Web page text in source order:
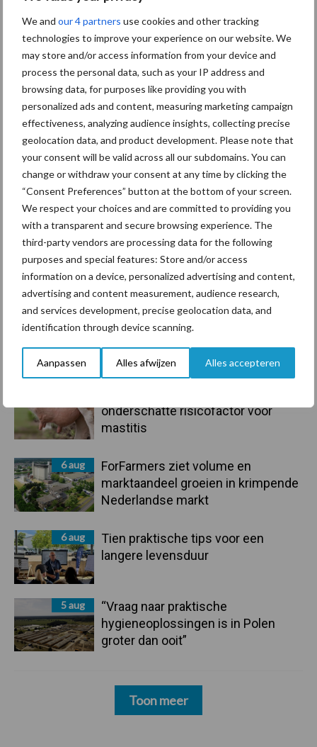
We and our 4 partners use cookies and other tracking
technologies to improve your experience on our website. We
may store and/or access information from your device and
process the personal data, such as your IP address and
browsing data, for purposes like providing you with
personalized ads and content, measuring marketing campaign
effectiveness, analyzing audience insights, collecting precise
geolocation data, and product development. Please note that
your consent will be valid across all our subdomains. You can
change or withdraw your consent at any time by clicking the
“Consent Preferences” button at the bottom of your screen.
We respect your choices and are committed to providing you
with a transparent and secure browsing experience. The
third-party vendors are processing data for the following
purposes and special features: Store and/or access
information on a device, personalized advertising and content,
advertising and content measurement, audience research,
and services development, precise geolocation data, and
identification through device scanning.
Aanpassen Alles afwijzen Alles accepteren
Primaire
Sidebar
Recent nieuws Partner nieuws
Grondstoffenmarkt blijft grillig:
handel in de greep
onderschatte risicofactor voor
mastitis
6 aug
ForFarmers ziet volume en
marktaandeel groeien in krimpende
Nederlandse markt
6 aug
Tien praktische tips voor een
langere levensduur
5 aug
“Vraag naar praktische
hygieneoplossingen is in Polen
groter dan ooit”
Toon meer
Diergezondheid Bemesting Fokkerij
Bedrijfsnieuws
Ligbox &
Voerhekken
Toon meer